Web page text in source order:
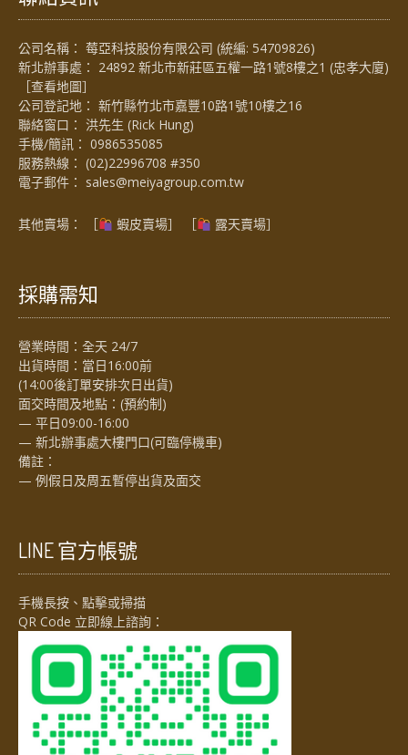
公司名稱： 莓亞科技股份有限公司 (統編: 54709826)
新北辦事處： 24892 新北市新莊區五權一路1號8樓之1 (忠孝大廈)
［查看地圖］
公司登記地： 新竹縣竹北市嘉豐10路1號10樓之16
聯絡窗口： 洪先生 (Rick Hung)
手機/簡訊： 0986535085
服務熱線： (02)22996708 #350
電子郵件： sales@meiyagroup.com.tw
其他賣場： ［ 蝦皮賣場］ ［ 露天賣場］
採購需知
營業時間：全天 24/7
出貨時間：當日16:00前
(14:00後訂單安排次日出貨)
面交時間及地點：(預約制)
— 平日09:00-16:00
— 新北辦事處大樓門口(可臨停機車)
備註：
— 例假日及周五暫停出貨及面交
LINE 官方帳號
手機長按、點擊或掃描
QR Code 立即線上諮詢：